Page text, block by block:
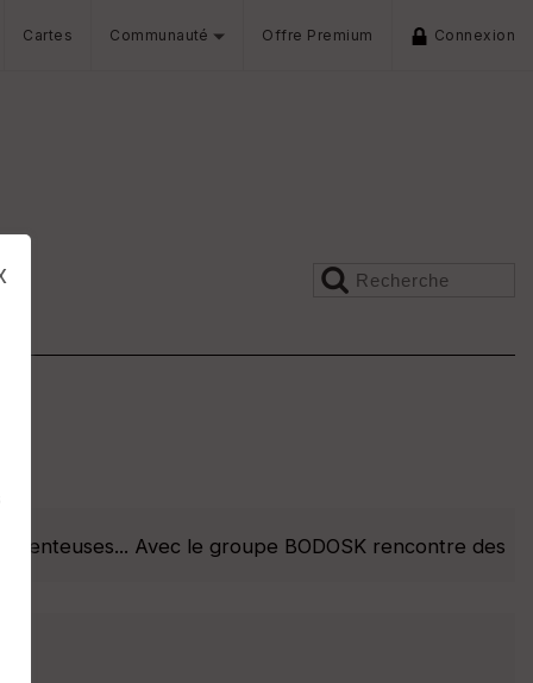
Cartes Communauté Offre Premium Connexion
Avec le groupe BODOSK rencontre des